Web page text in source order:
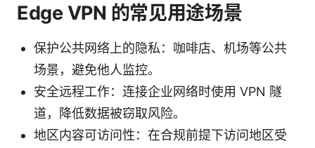
Edge VPN 的常见用途场景
保护公共网络上的隐私：咖啡店、机场等公共
场景，避免他人监控。
安全远程工作：连接企业网络时使用 VPN 隧
道，降低数据被窃取风险。
地区内容可访问性：在合规前提下访问地区受